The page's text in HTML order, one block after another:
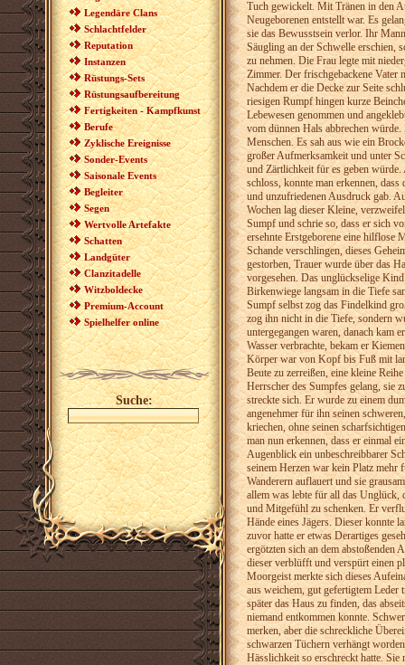
Legendäre Clans
Schlachtfelder
Reputation
Instanzen
Rüstungs-Sets
Rüstungsaufbereitung
Fertigkeiten - Kampfkunst
Berufe
Zyklische Ereignisse
Sonder-Events
Saisonale Events
Begleiter
Segen
Wertvolle Artefakte
Schatten
Landgüter
Clanzitadelle
Witzboldecke
Premium-Account
Spielhelfer online
Suche:
Tuch gewickelt. Mit Tränen in den
Neugeborenen entstellt war. Es
sie das Bewusstsein verlor. Ihr
Säugling an der Schwelle erschien,
zu nehmen. Die Frau legte mit
Zimmer. Der frischgebackene Vater
Nachdem er die Decke zur Seite
riesigen Rumpf hingen kurze
Lebewesen genommen und
vom dünnen Hals abbrechen
Menschen. Es sah aus wie ein
großer Aufmerksamkeit und unter
und Zärtlichkeit für es geben
schloss, konnte man erkennen,
und unzufriedenen Ausdruck gab.
Wochen lag dieser Kleine,
Sumpf und schrie so, dass er sich
ersehnte Erstgeborene eine hilflose
Schande verschlingen, dieses
gestorben, Trauer wurde über das
vorgesehen. Das unglückselige
Birkenwiege langsam in die Tiefe
Sumpf selbst zog das Findelkind
zog ihn nicht in die Tiefe, sondern
untergegangen waren, danach kam
Wasser verbrachte, bekam er
Körper war von Kopf bis Fuß mit
Beute zu zerreißen, eine kleine
Herrscher des Sumpfes gelang, sie
streckte sich. Er wurde zu einem
angenehmer für ihn seinen
kriechen, ohne seinen
man nun erkennen, dass er einmal
Augenblick ein unbeschreibbarer
seinem Herzen war kein Platz
Wanderern auflauert und sie
allem was lebte für all das Unglück,
und Mitgefühl zu schenken. Er
Hände eines Jägers. Dieser konnte
zuvor hatte er etwas Derartiges
ergötzten sich an dem abstoßenden
dieser verblüfft und verspürt einen
Moorgeist merkte sich dieses
aus weichem, gut gefertigtem
später das Haus zu finden, das
niemand entkommen konnte.
merken, aber die schreckliche
schwarzen Tüchern verhängt
Hässlichkeit so erschreckt hatte. Sie